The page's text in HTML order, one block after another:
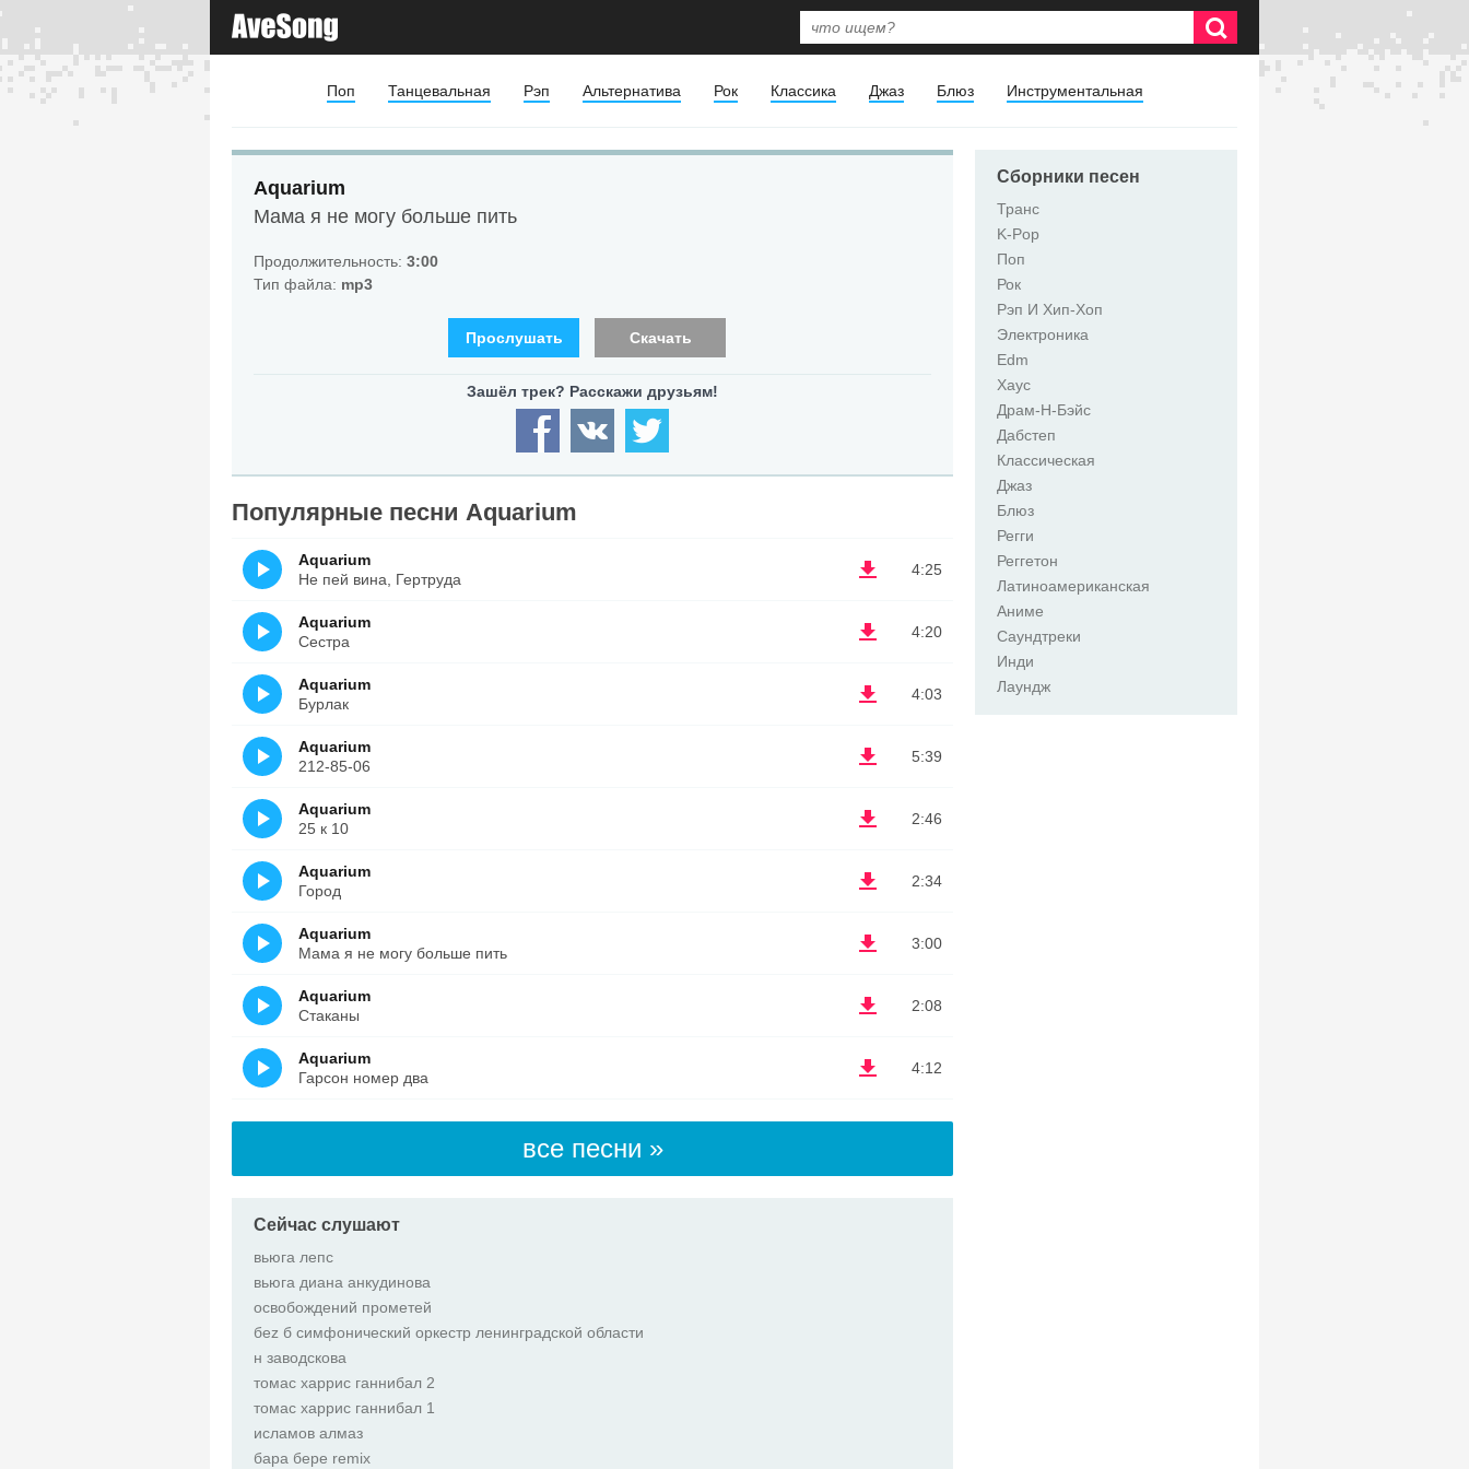
Поп Танцевальная Рэп Альтернатива Рок Классика Джаз Блюз Инструментальная
Aquarium
Мама я не могу больше пить
Продолжительность: 3:00
Тип файла: mp3
Прослушать Скачать
Популярные песни Aquarium
4:25
Aquarium
Не пей вина, Гертруда
4:20
Aquarium
Сестра
4:03
Aquarium
Бурлак
5:39
Aquarium
212-85-06
2:46
Aquarium
25 к 10
2:34
Aquarium
Город
3:00
Aquarium
Мама я не могу больше пить
2:08
Aquarium
Стаканы
4:12
Aquarium
Гарсон номер два
все песни »
Сейчас слушают
вьюга лепс
вьюга диана анкудинова
освобождений прометей
беz б симфонический оркестр ленинградской области
н заводскова
томас харрис ганнибал 2
томас харрис ганнибал 1
исламов алмаз
бара бере remix
Сборники песен
Транс
K-Pop
Поп
Рок
Рэп И Хип-Хоп
Электроника
Edm
Хаус
Драм-Н-Бэйс
Дабстеп
Классическая
Джаз
Блюз
Регги
Реггетон
Латиноамериканская
Аниме
Саундтреки
Инди
Лаундж